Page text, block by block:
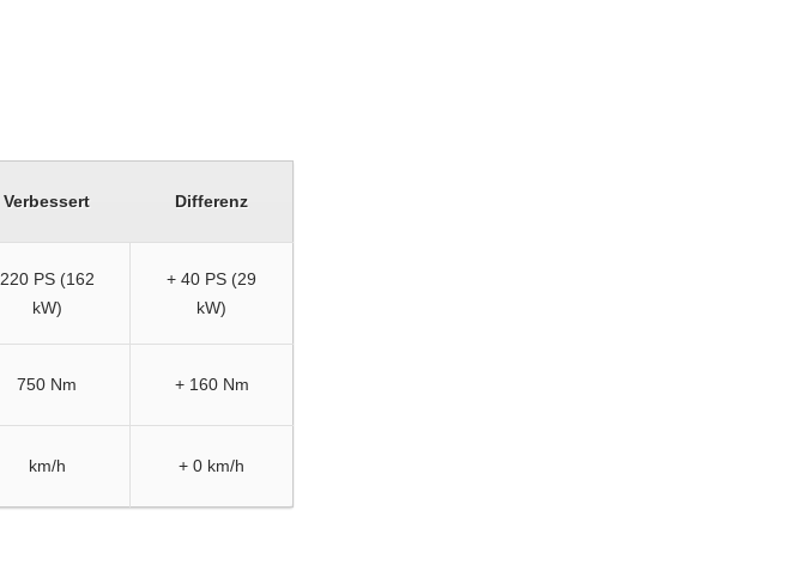
Verbessert Differenz
220 PS (162
kW)
+ 40 PS (29
kW)
750 Nm + 160 Nm
km/h + 0 km/h